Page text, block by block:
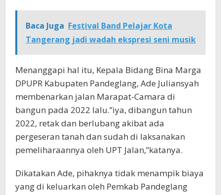
Baca Juga Festival Band Pelajar Kota
Tangerang jadi wadah ekspresi seni musik
Menanggapi hal itu, Kepala Bidang Bina Marga
DPUPR Kabupaten Pandeglang, Ade Juliansyah
membenarkan jalan Marapat-Camara di
bangun pada 2022 lalu.”iya, dibangun tahun
2022, retak dan berlubang akibat ada
pergeseran tanah dan sudah di laksanakan
pemeliharaannya oleh UPT Jalan,”katanya.
Dikatakan Ade, pihaknya tidak menampik biaya
yang di keluarkan oleh Pemkab Pandeglang